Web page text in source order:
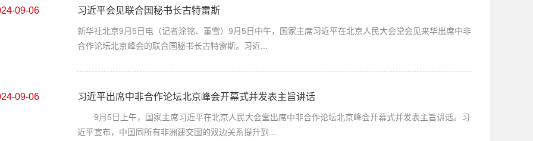
09-06 习近平会见联合国秘书长古特雷斯
新华社北京9月5日电（记者涂铭、董雪）9月5日中午，国家主席习近平在北京人民大会堂会见来华出席中非
合作论坛北京峰会的联合国秘书长古特雷斯。习近...
09-06 习近平出席中非合作论坛北京峰会开幕式并发表主旨讲话
9月5日上午，国家主席习近平在北京人民大会堂出席中非合作论坛北京峰会开幕式并发表主旨讲话。习
近平宣布，中国同所有非洲建交国的双边关系提升到...